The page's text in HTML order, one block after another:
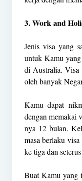
3. Work and
Jenis visa yang
untuk Kamu
di Australia. Visa
oleh banyak
Kamu dapat
dengan memakai
nya 12 bulan.
masa berlaku
ke tiga dan
Buat Kamu yang